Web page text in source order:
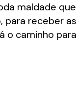
maldade
receber
o caminho